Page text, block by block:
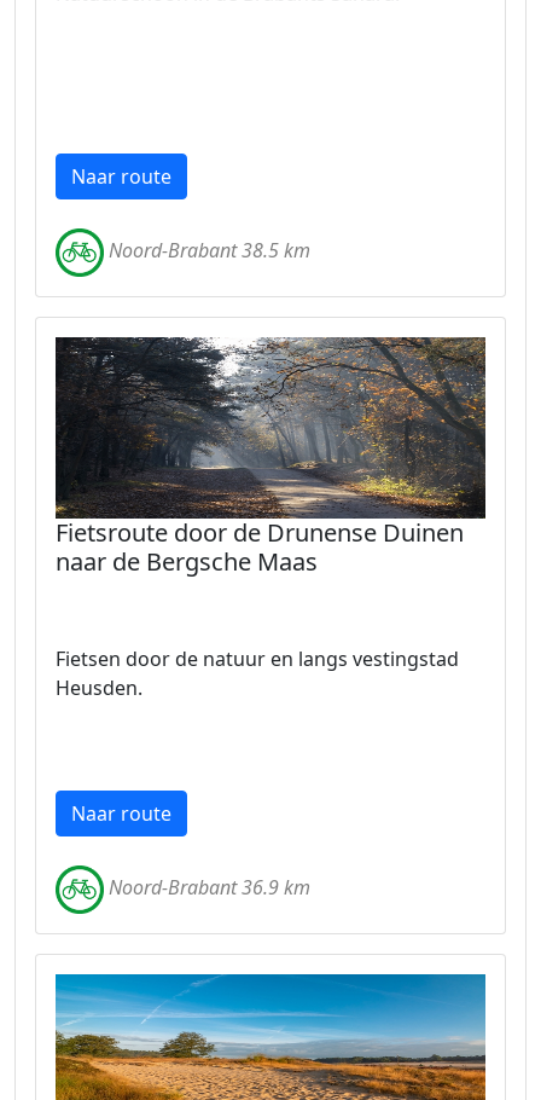
Naar route
Noord-Brabant 38.5 km
Fietsroute door de Drunense Duinen
naar de Bergsche Maas
Fietsen door de natuur en langs vestingstad
Heusden.
Naar route
Noord-Brabant 36.9 km